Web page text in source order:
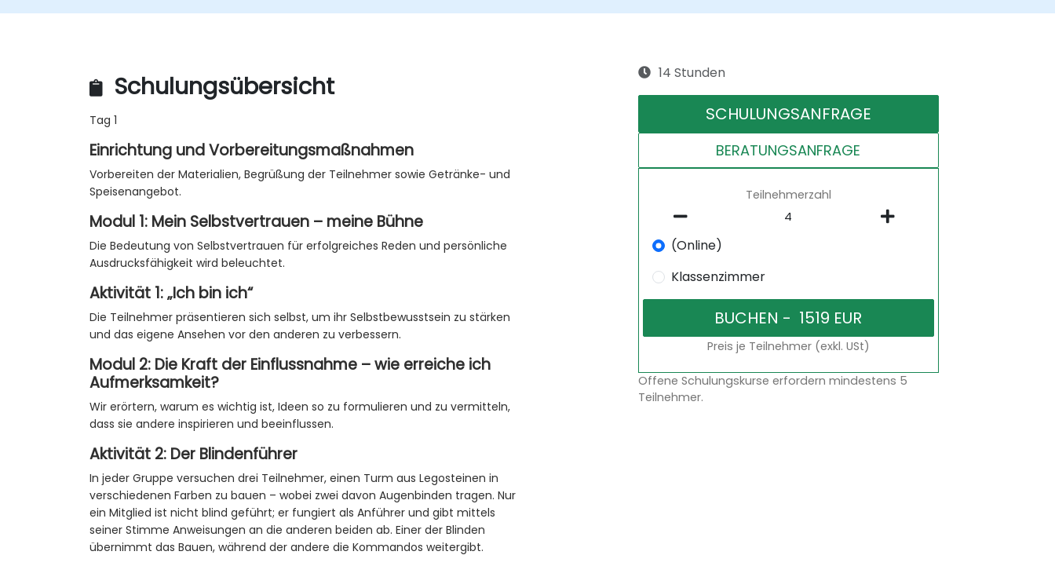
Methoden:
Unterricht durch einen erfahrenen Dozenten
Spiele zur Persönlichkeitsentwicklung und Stärkung des Selbstvertrauens
Praxisbezogene Vorführungen sowie reale Präsentationen vor Publikum
Benötigte Hardware und Ausstattung:
Projektor
Ein zusätzlicher Laptop für Präsentationen am zweiten Tag
Schreibmaterialien für alle Teilnehmer
Tonsystem samt Ansteckmikrofon
Große Bausteine bzw. Legosteine
Schokolade und andere kleine Belohnungen für die Aktivitäten
Zertifikate zur Bestätigung der Teilnahme
Gewinne für die besten Teilnehmer (insgesamt 3 Preise)
Schulungsübersicht
Tag 1
Einrichtung und Vorbereitungsmaßnahmen
Vorbereiten der Materialien, Begrüßung der Teilnehmer sowie Getränke- und
Speisenangebot.
Modul 1: Mein Selbstvertrauen – meine Bühne
Die Bedeutung von Selbstvertrauen für erfolgreiches Reden und persönliche
Ausdrucksfähigkeit wird beleuchtet.
Aktivität 1: „Ich bin ich“
Die Teilnehmer präsentieren sich selbst, um ihr Selbstbewusstsein zu stärken
und das eigene Ansehen vor den anderen zu verbessern.
Modul 2: Die Kraft der Einflussnahme – wie erreiche ich
Aufmerksamkeit?
Wir erörtern, warum es wichtig ist, Ideen so zu formulieren und zu vermitteln,
dass sie andere inspirieren und beeinflussen.
Aktivität 2: Der Blindenführer
In jeder Gruppe versuchen drei Teilnehmer, einen Turm aus Legosteinen in
verschiedenen Farben zu bauen – wobei zwei davon Augenbinden tragen. Nur
ein Mitglied ist nicht blind geführt; er fungiert als Anführer und gibt mittels
seiner Stimme Anweisungen an die anderen beiden ab. Einer der Blinden
übernimmt das Bauen, während der andere die Kommandos weitergibt.
14 Stunden
SCHULUNGSANFRAGE
BERATUNGSANFRAGE
Teilnehmerzahl
(Online)
Klassenzimmer
Preis je Teilnehmer (exkl. USt)
Offene Schulungskurse erfordern mindestens 5
Teilnehmer.